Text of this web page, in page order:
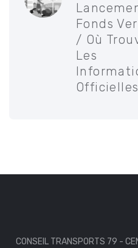
Fonds
/ Où
Les
CONSEIL TRANSPORTS 79 -